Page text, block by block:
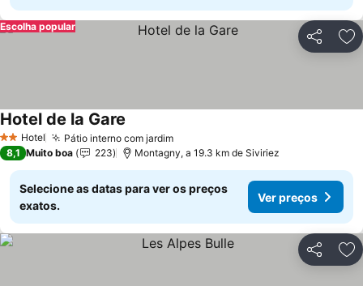
Partilhar
Escolha popular
2 Estrelas
Hotel Pátio interno com jardim
Hotel de la Gare
8,1 Muito boa 223 Montagny, a 19.3 km de Siviriez
Selecione as datas para ver os preços
exatos.
Ver preços
Partilhar